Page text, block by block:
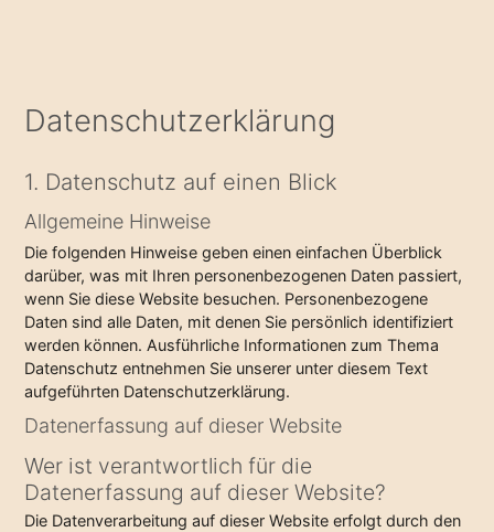
Datenschutz­erklärung
1. Datenschutz auf einen Blick
Allgemeine Hinweise
Die folgenden Hinweise geben einen einfachen Überblick
darüber, was mit Ihren personenbezogenen Daten passiert,
wenn Sie diese Website besuchen. Personenbezogene
Daten sind alle Daten, mit denen Sie persönlich identifiziert
werden können. Ausführliche Informationen zum Thema
Datenschutz entnehmen Sie unserer unter diesem Text
aufgeführten Datenschutzerklärung.
Datenerfassung auf dieser Website
Wer ist verantwortlich für die
Datenerfassung auf dieser Website?
Die Datenverarbeitung auf dieser Website erfolgt durch den